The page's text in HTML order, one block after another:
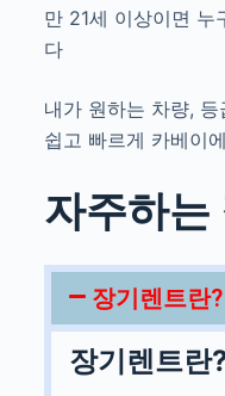
만 21세 이상이면 누
다
내가 원하는 차량,
쉽고 빠르게 카베이
자주하는
장기렌트란?
장기렌트란